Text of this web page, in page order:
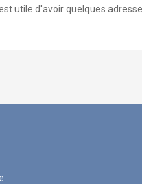
utile d'avoir quelques